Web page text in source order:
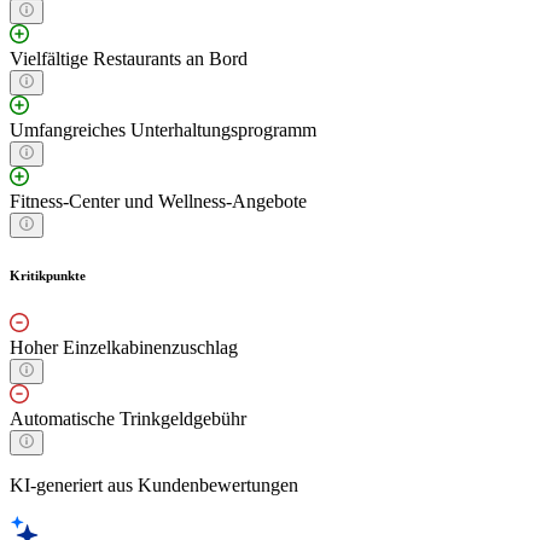
Vielfältige Restaurants an Bord
Umfangreiches Unterhaltungsprogramm
Fitness-Center und Wellness-Angebote
Kritikpunkte
Hoher Einzelkabinenzuschlag
Automatische Trinkgeldgebühr
KI-generiert aus Kundenbewertungen